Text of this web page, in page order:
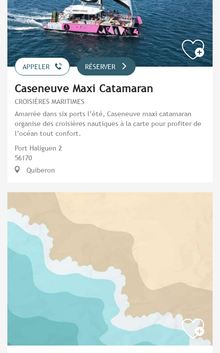
APPELER RÉSERVER
Caseneuve Maxi Catamaran
CROISIÈRES MARITIMES
Amarrée dans six ports l’été, Caseneuve maxi catamaran
organise des croisières nautiques à la carte pour profiter de
l’océan tout confort.
Port Haliguen 2
56170
Quiberon